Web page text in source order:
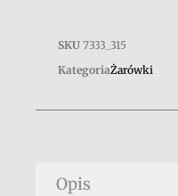
SKU 7333_315
KategoriaŻarówki
Opis